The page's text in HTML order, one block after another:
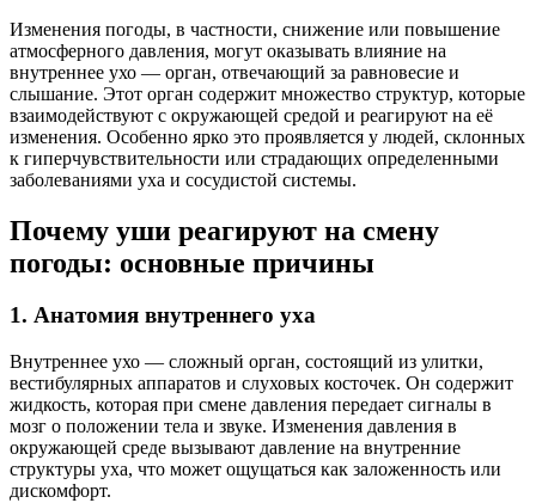
Изменения погоды, в частности, снижение или повышение
атмосферного давления, могут оказывать влияние на
внутреннее ухо — орган, отвечающий за равновесие и
слышание. Этот орган содержит множество структур, которые
взаимодействуют с окружающей средой и реагируют на её
изменения. Особенно ярко это проявляется у людей, склонных
к гиперчувствительности или страдающих определенными
заболеваниями уха и сосудистой системы.
Почему уши реагируют на смену
погоды: основные причины
1. Анатомия внутреннего уха
Внутреннее ухо — сложный орган, состоящий из улитки,
вестибулярных аппаратов и слуховых косточек. Он содержит
жидкость, которая при смене давления передает сигналы в
мозг о положении тела и звуке. Изменения давления в
окружающей среде вызывают давление на внутренние
структуры уха, что может ощущаться как заложенность или
дискомфорт.